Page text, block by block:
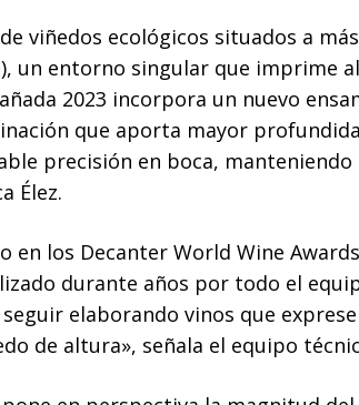
viñedos ecológicos situados a
un entorno singular que imprime
2023 incorpora un nuevo
que aporta mayor
precisión en boca,
Élez.
en los Decanter World Wine
durante años por todo el
elaborando vinos que
de altura», señala el equipo